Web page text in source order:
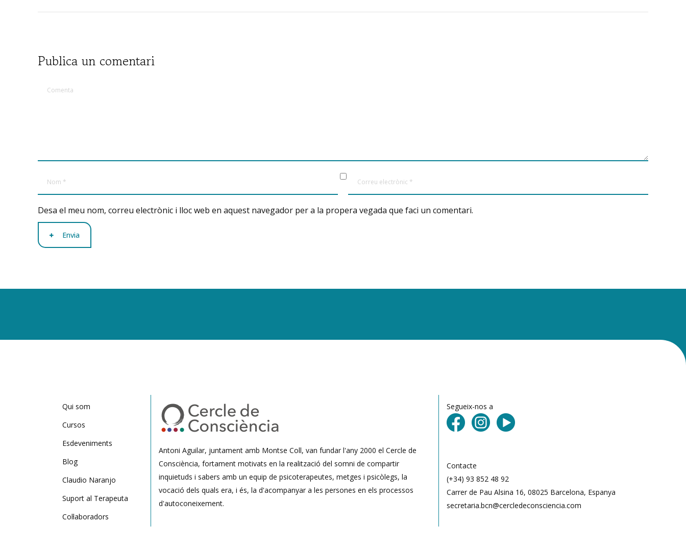
Publica un comentari
Desa el meu nom, correu electrònic i lloc web en aquest navegador per a la propera vegada que faci un comentari.
Envia
Qui som
Cursos
Esdeveniments
Blog
Claudio Naranjo
Suport al Terapeuta
Col·laboradors
Antoni Aguilar, juntament amb Montse Coll, van fundar l'any 2000 el Cercle de
Consciència, fortament motivats en la realització del somni de compartir
inquietuds i sabers amb un equip de psicoterapeutes, metges i psicòlegs, la
vocació dels quals era, i és, la d'acompanyar a les persones en els processos
d'autoconeixement.
Segueix-nos a
Contacte
(+34) 93 852 48 92
Carrer de Pau Alsina 16, 08025 Barcelona, ​​Espanya
secretaria.bcn@cercledeconsciencia.com